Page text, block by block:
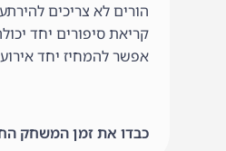
הורים לא צריכים
קריאת סיפורים יחד
אפשר להמחיז יחד
כבדו את זמן המשחק